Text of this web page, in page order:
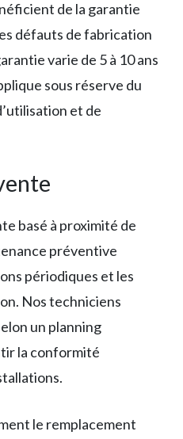
de la garantie
défauts de fabrication
varie de 5 à 10 ans
sous réserve du
et de
basé à proximité de
préventive
périodiques et les
Nos techniciens
un planning
la conformité
le remplacement